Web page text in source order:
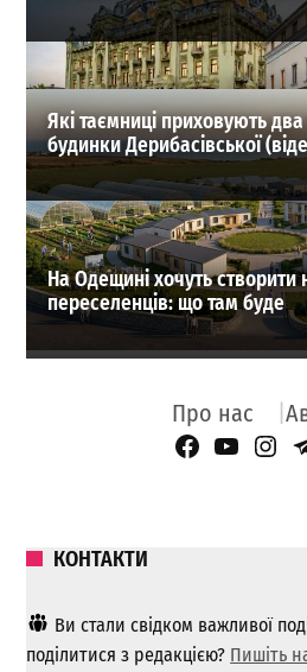
Які таємниці приховують два
будинки Дерибасівської
На Одещині хочуть створити
переселенців: що там буде
Про нас
Facebook
КОНТАКТИ
Ви стали свідком важливої
поділитися з редакцією? Пишіть